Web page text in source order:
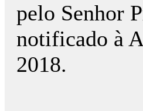
pelo Senhor
notificado à
2018.